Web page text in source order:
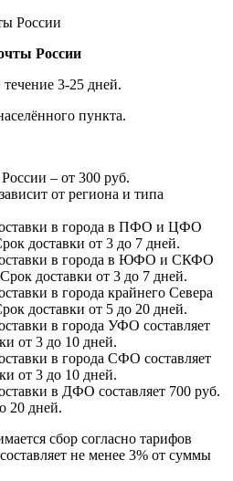
России
России
течение 3-25 дней.
пункта.
– от 300 руб.
от региона и типа
в города в ПФО и ЦФО
доставки от 3 до 7 дней.
в города в ЮФО и СКФО
доставки от 3 до 7 дней.
в города крайнего Севера
доставки от 5 до 20 дней.
в города УФО составляет
от 3 до 10 дней.
в города СФО составляет
от 3 до 10 дней.
в ДФО составляет 700 руб.
20 дней.
сбор согласно тарифов
не менее 3% от суммы